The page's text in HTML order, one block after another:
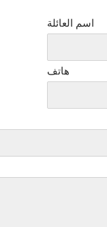
اسم العائلة
هاتف